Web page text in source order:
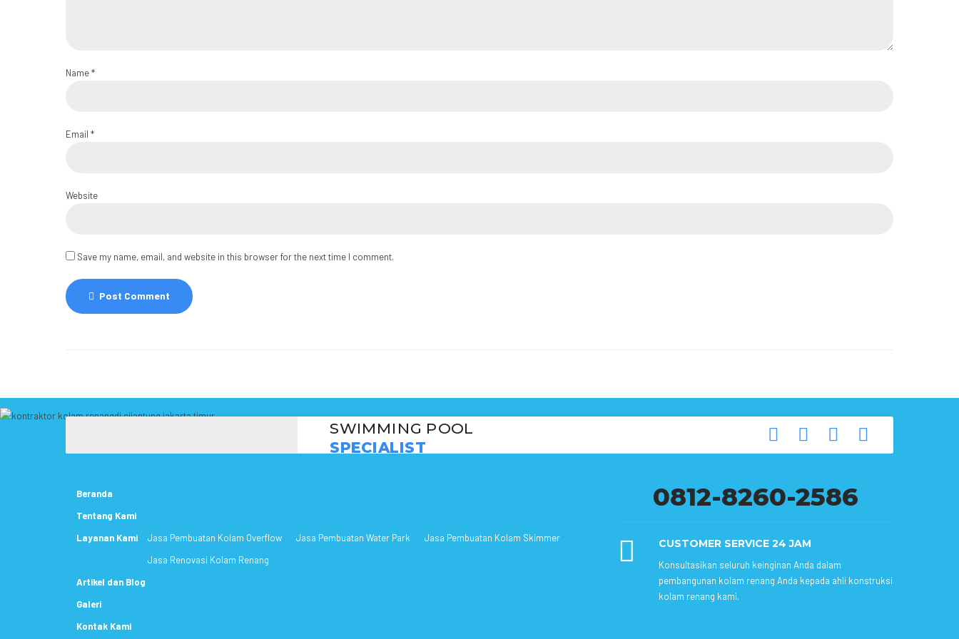
Name *
Email *
Website
Save my name, email, and website in this browser for the next time I comment.
Post Comment
SWIMMING POOL
SPECIALIST
Beranda
Tentang Kami
Layanan Kami
Jasa Pembuatan Kolam Overflow Jasa Pembuatan Water Park
Jasa Pembuatan Kolam Skimmer
Jasa Renovasi Kolam Renang
Artikel dan Blog
Galeri
Kontak Kami
0812-8260-2586
CUSTOMER SERVICE 24 JAM
Konsultasikan seluruh keinginan Anda dalam
pembangunan kolam renang Anda kepada ahli konstruksi
kolam renang kami.